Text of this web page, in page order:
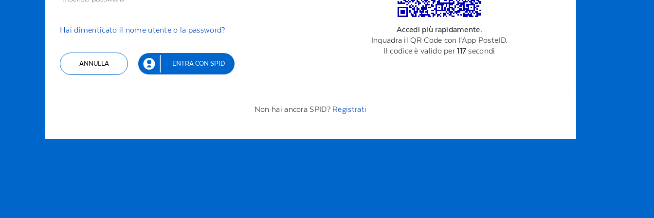
Hai dimenticato il nome utente o la password?
ENTRA CON SPID
ANNULLA
Accedi più rapidamente.
Inquadra il QR Code con l’App PosteID.
Il codice è valido per117 secondi
Non hai ancora SPID? Registrati